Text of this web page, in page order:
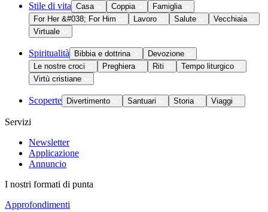
Stile di vita Casa Coppia
Famiglia
For Her &#038; For Him
Lavoro Salute
Vecchiaia
Virtuale
Spiritualità Bibbia e dottrina
Devozione
Le nostre croci
Preghiera Riti
Tempo liturgico
Virtù cristiane
Scoperte Divertimento Santuari Storia Viaggi
Servizi
Newsletter
Applicazione
Annuncio
I nostri formati di punta
Approfondimenti